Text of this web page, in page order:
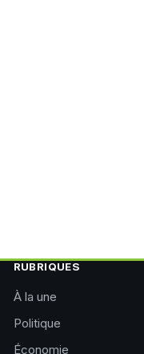
RUBRIQUES
À la une
Politique
Économie